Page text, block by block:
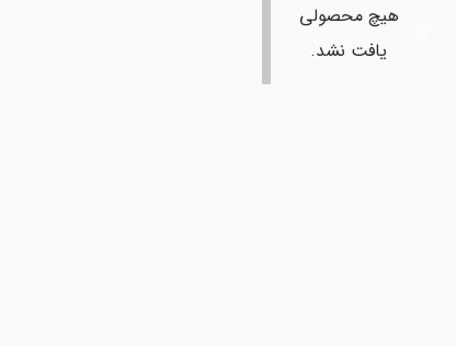
هیچ محصولی
یافت نشد.